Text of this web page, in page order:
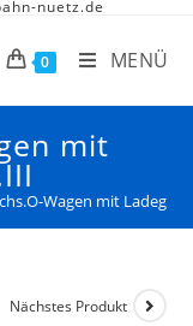
nuetz.de
0 MENÜ
mit
Wagen mit Ladegut
Nächstes Produkt